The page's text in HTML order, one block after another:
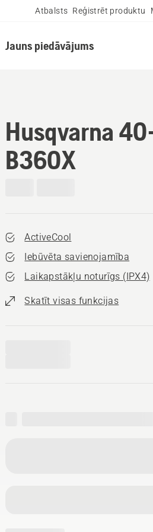
Atbalsts Reģistrēt produktu
Jauns piedāvājums
Husqvarna
B360X
ActiveCool
Iebūvēta savienojamība
Laikapstākļu noturīgs (IPX4)
Skatīt visas funkcijas